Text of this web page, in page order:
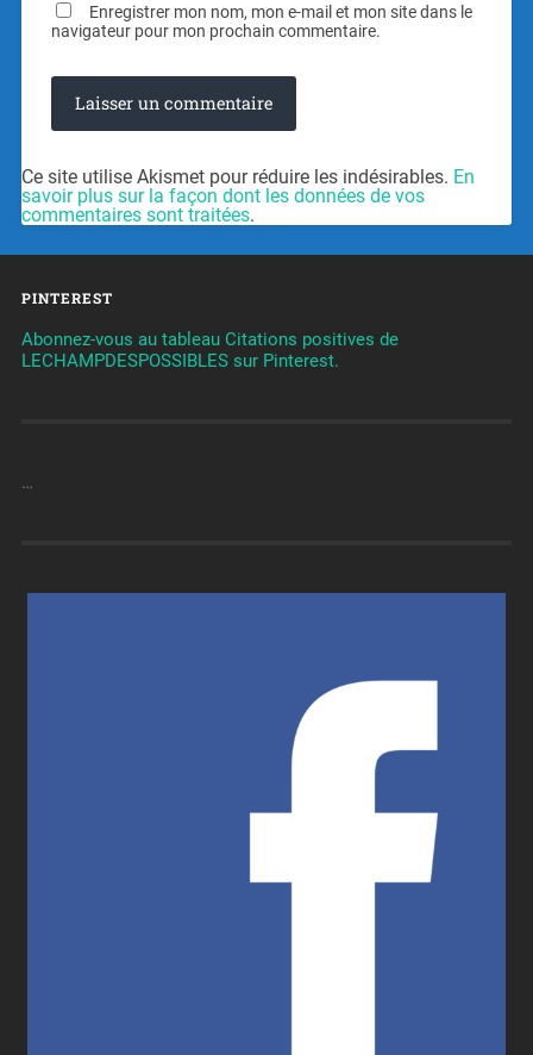
Enregistrer mon nom, mon e-mail et mon site dans le
navigateur pour mon prochain commentaire.
Ce site utilise Akismet pour réduire les indésirables. En
savoir plus sur la façon dont les données de vos
commentaires sont traitées.
PINTEREST
Abonnez-vous au tableau Citations positives de
LECHAMPDESPOSSIBLES sur Pinterest.
…